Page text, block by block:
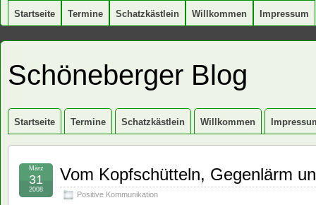
Startseite Termine Schatzkästlein Willkommen Impressum
Schöneberger Blog
Startseite Termine Schatzkästlein Willkommen
Vom Kopfschütteln, Gegenlärm
Positive Kommunikation
März
31
2008